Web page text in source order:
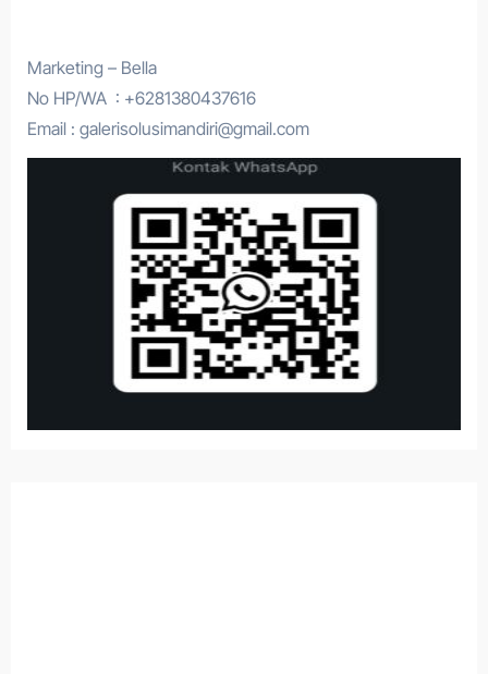
Marketing – Bella
No HP/WA : +6281380437616
Email : galerisolusimandiri@gmail.com